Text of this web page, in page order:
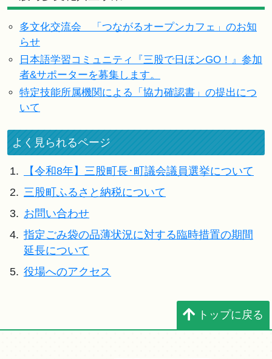
多文化交流会 「つながるオープンカフェ」のお知
らせ
日本語学習コミュニティ『三股で日ほンGO！』参加
者&サポーターを募集します。
特定技能所属機関による「協力確認書」の提出につ
いて
よく見られるページ
1.
【令和8年】三股町長･町議会議員選挙について
2. 三股町ふるさと納税について
3. お問い合わせ
4. 指定ごみ袋の品薄状況に対する臨時措置の期間
延長について
5. 役場へのアクセス
トップに戻る